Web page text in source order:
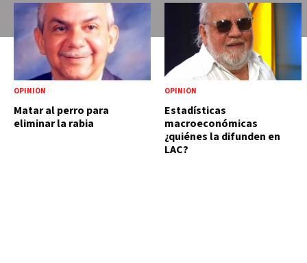
OPINIÓN
Matar al perro para
eliminar la rabia
OPINIÓN
Estadísticas
macroeconómicas
¿quiénes la difunden en
LAC?